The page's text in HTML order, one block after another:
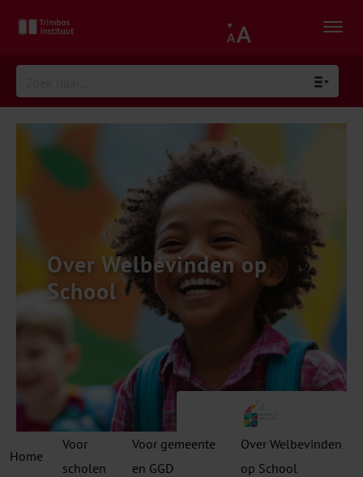
Over Welbevinden op
School
Home
Voor
scholen
Voor gemeente
en GGD
Over Welbevinden
op School